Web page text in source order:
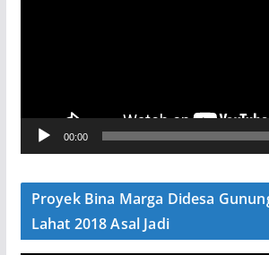
V
e
00:00
Proyek Bina Marga Didesa
Lahat 2018 Asal Jadi